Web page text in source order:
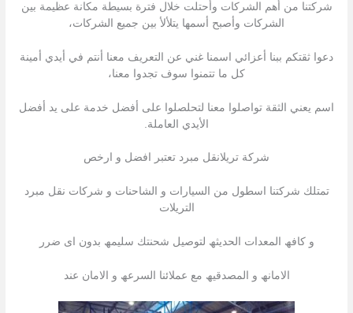
شركتنا من أهم الشركات وأحتلت خلال فترة بسيطة مكانة عظيمة بين
الشركات وأصبح أسمها يتلألأ بين جميع الشركات،
دعوا ثقتكم ببنا أعزائي اسمنا غني عن التعريف معنا أنتم في أيدي أمينة
كل ما تتمنوا سوف تجدوا معنا،
اسم يعني الثقة تواصلوا معنا لتحلصلوا على أفضل خدمة على يد أفضل
الأيدي العاملة.
شركة تريلانقل مبرد تعتبر افضل و ارخص
تمتلك شركتنا اسطول من السیارات و الشاحنات و شركات نقل مبرد
التریلات
و كافھ المعدات الحدیثھ لتوصیل شحنتك سلیمھ بدون اى ضرر
الامانھ و المصدقیھ مع عملائنا السرعھ و الامان عند